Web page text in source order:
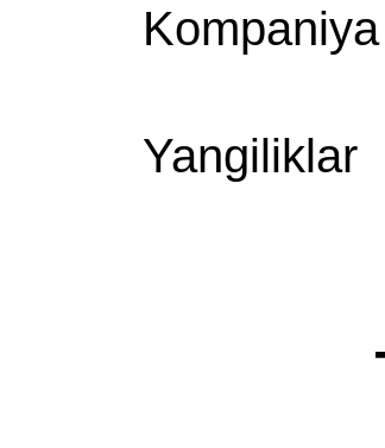
Yangiliklar